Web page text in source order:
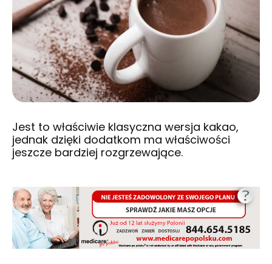
Jest to właściwie klasyczna wersja kakao,
jednak dzięki dodatkom ma właściwości
jeszcze bardziej rozgrzewające.